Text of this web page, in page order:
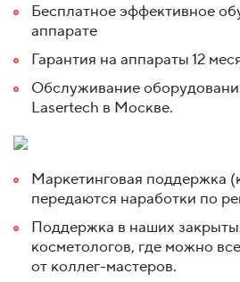
Бесплатное эффективное
аппарате
Гарантия на аппараты 12
Обслуживание
Lasertech в Москве.
Маркетинговая поддержка
передаются наработки по
Поддержка в наших
косметологов, где можно
от коллег-мастеров.